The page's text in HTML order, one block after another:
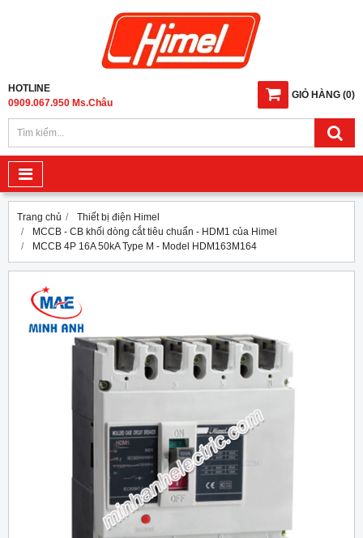
GIỎ HÀNG (0)
HOTLINE
0909.067.950 Ms.Châu
Trang chủ
Thiết bị điện Himel
MCCB - CB khối dòng cắt tiêu chuẩn - HDM1 của Himel
MCCB 4P 16A 50kA Type M - Model HDM163M164